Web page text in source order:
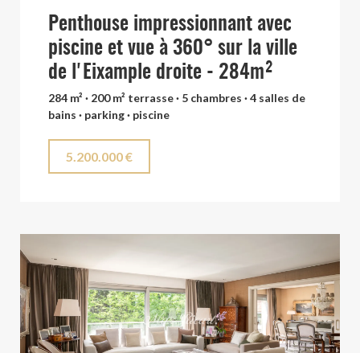
Penthouse impressionnant avec
piscine et vue à 360° sur la ville
de l'Eixample droite - 284m²
284 m² · 200 m² terrasse · 5 chambres · 4 salles de
bains · parking · piscine
5.200.000 €